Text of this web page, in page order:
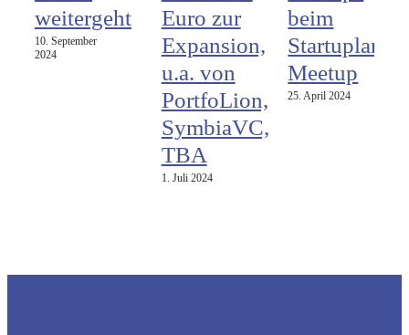
weitergeht
10. September
2024
Euro zur
Expansion,
u.a. von
PortfoLion,
SymbiaVC,
TBA
1. Juli 2024
beim
Startupland
Meetup
25. April 2024